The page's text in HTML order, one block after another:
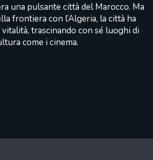
una pulsante città del Marocco. Ma
frontiera con l’Algeria, la città ha
trascinando con sé luoghi di
come i cinema.